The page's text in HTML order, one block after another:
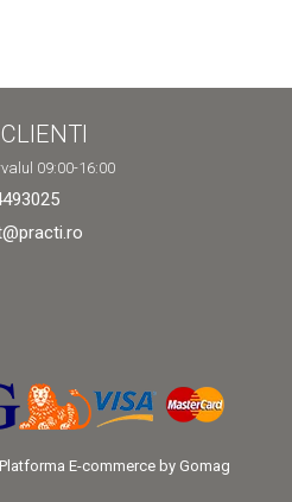
09:00-16:00
Platforma E-commerce by Gomag